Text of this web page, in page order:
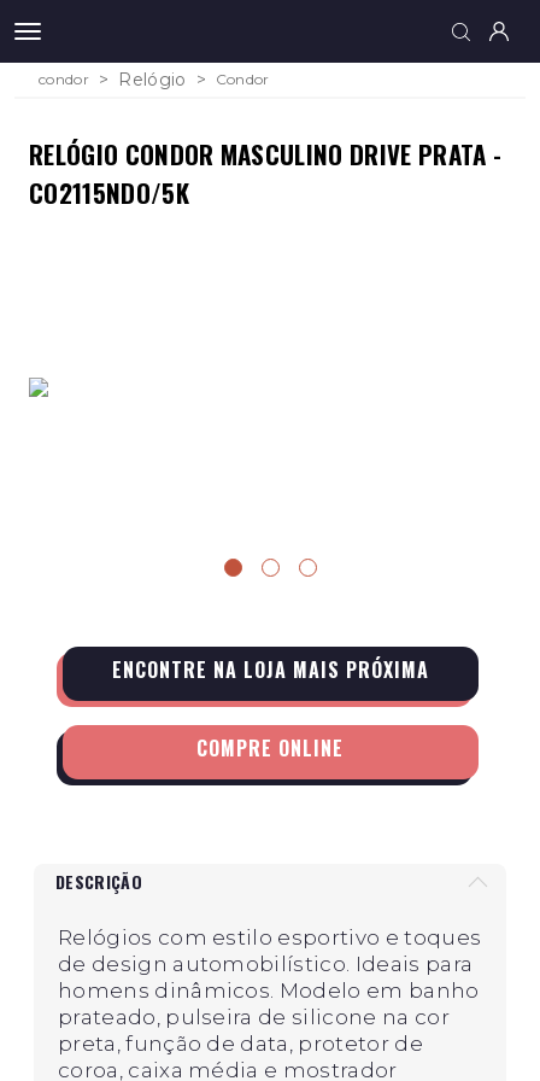
condor Relógio Condor
RELÓGIO CONDOR MASCULINO DRIVE PRATA -
CO2115NDO/5K
ENCONTRE NA LOJA MAIS PRÓXIMA
COMPRE ONLINE
DESCRIÇÃO
Relógios com estilo esportivo e toques
de design automobilístico. Ideais para
homens dinâmicos. Modelo em banho
prateado, pulseira de silicone na cor
preta, função de data, protetor de
coroa, caixa média e mostrador